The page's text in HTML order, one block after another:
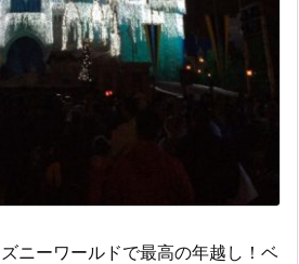
ニーワールドで最高の年越し！ベ